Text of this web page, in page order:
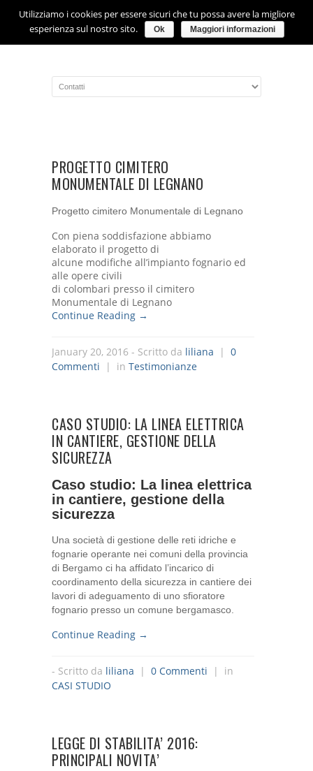
PROGETTO CIMITERO
MONUMENTALE DI LEGNANO
Progetto cimitero Monumentale di Legnano
Con piena soddisfazione abbiamo
elaborato il progetto di
alcune modifiche all’impianto fognario ed
alle opere civili
di colombari presso il cimitero
Monumentale di Legnano
Continue Reading →
January 20, 2016 - Scritto da liliana | 0
Commenti | in Testimonianze
CASO STUDIO: LA LINEA ELETTRICA
IN CANTIERE, GESTIONE DELLA
SICUREZZA
Caso studio: La linea elettrica
in cantiere, gestione della
sicurezza
Una società di gestione delle reti idriche e
fognarie operante nei comuni della provincia
di Bergamo ci ha affidato l’incarico di
coordinamento della sicurezza in cantiere dei
lavori di adeguamento di uno sfioratore
fognario presso un comune bergamasco.
Continue Reading →
- Scritto da liliana | 0 Commenti | in
CASI STUDIO
LEGGE DI STABILITA’ 2016:
PRINCIPALI NOVITA’
Utilizziamo i cookies per essere sicuri che tu possa avere la migliore
esperienza sul nostro sito.
Ok Maggiori informazioni